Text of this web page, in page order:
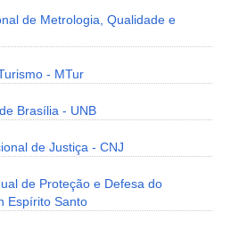
de Metrologia, Qualidade e
- MTur
Brasília - UNB
de Justiça - CNJ
de Proteção e Defesa do
Espírito Santo